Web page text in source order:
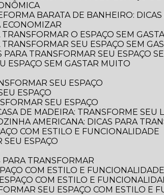
BARATA DE BANHEIRO:
ECONOMIZAR
O ESPAÇO SEM
SEU ESPAÇO SEM
PARA TRANSFORMAR SEU ESPAÇO
ESPAÇO SEM GASTAR MUITO
SEU ESPAÇO
ESPAÇO
SEU ESPAÇO
DE MADEIRA: TRANSFORME SEU
AMERICANA: DICAS PARA
COM ESTILO E FUNCIONALIDADE
SEU ESPAÇO
PARA TRANSFORMAR
COM ESTILO E FUNCIONALIDADE
COM ESTILO E
SEU ESPAÇO COM ESTILO E